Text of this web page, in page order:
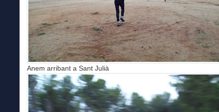
Anem arribant a Sant Julià